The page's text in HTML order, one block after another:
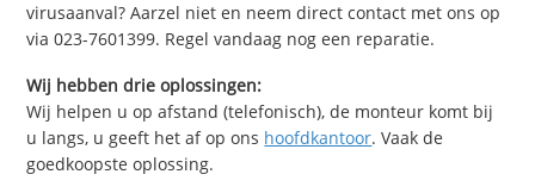
virusaanval? Aarzel niet en neem direct contact met ons op
via 023-7601399. Regel vandaag nog een reparatie.
Wij hebben drie oplossingen:
Wij helpen u op afstand (telefonisch), de monteur komt bij
u langs, u geeft het af op ons hoofdkantoor. Vaak de
goedkoopste oplossing.